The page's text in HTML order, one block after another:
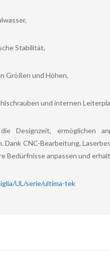
Stabilität,
Größen und Höhen,
und internen
Designzeit, ermöglichen
Dank CNC-Bearbeitung,
Bedürfnisse anpassen und
UL/serie/ultima-tek